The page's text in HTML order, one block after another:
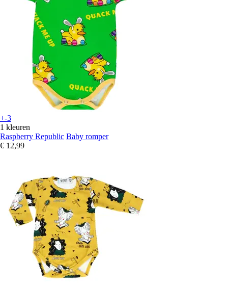
+-3
1 kleuren
Raspberry Republic Baby romper
€ 12,99